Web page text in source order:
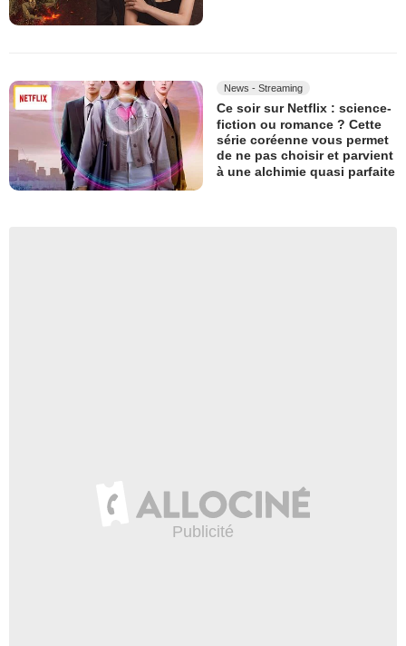
News - Streaming
Ce soir sur Netflix : science-
fiction ou romance ? Cette
série coréenne vous permet
de ne pas choisir et parvient
à une alchimie quasi parfaite